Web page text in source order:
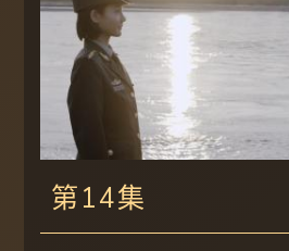
第14集